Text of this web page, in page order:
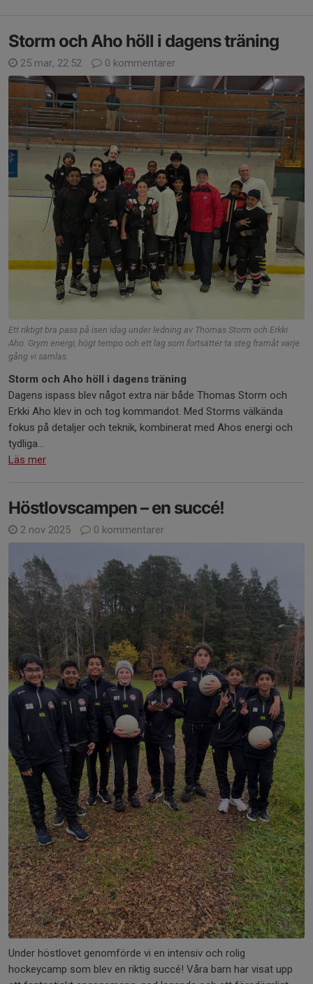
Storm och Aho höll i dagens träning
25 mar, 22:52 0 kommentarer
Ett riktigt bra pass på isen idag under ledning av Thomas Storm och Erkki
Aho. Grym energi, högt tempo och ett lag som fortsätter ta steg framåt varje
gång vi samlas.
Storm och Aho höll i dagens träning
Dagens ispass blev något extra när både Thomas Storm och
Erkki Aho klev in och tog kommandot. Med Storms välkända
fokus på detaljer och teknik, kombinerat med Ahos energi och
tydliga...
Läs mer
Höstlovscampen – en succé!
2 nov 2025 0 kommentarer
Under höstlovet genomförde vi en intensiv och rolig
hockeycamp som blev en riktig succé! Våra barn har visat upp